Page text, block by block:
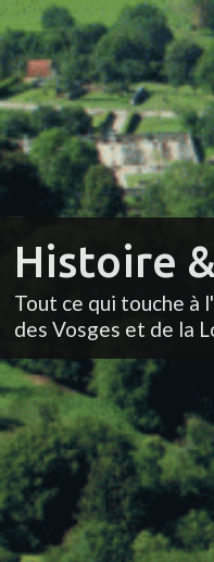
Histoire
Tout ce qui touche à
des Vosges et de la